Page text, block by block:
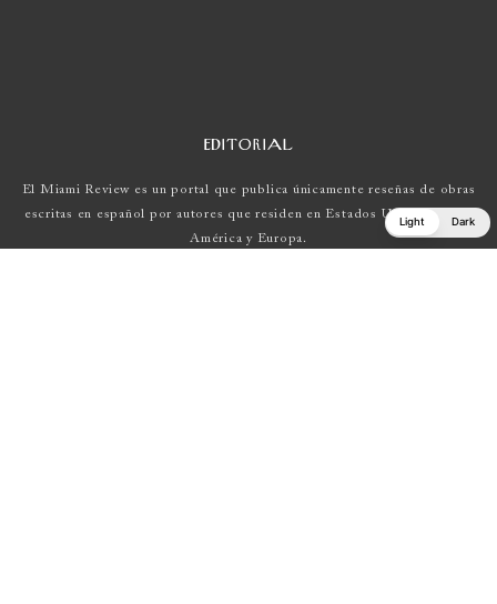
EDITORIAL
El Miami Review es un portal que publica únicamente reseñas de obras
escritas en español por autores que residen en Estados Unidos , Latin
América y Europa.
Light Dark